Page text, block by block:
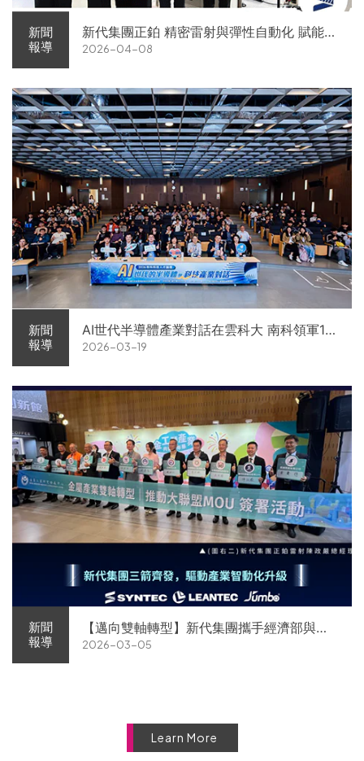
新聞
報導
新代集團正鉑 精密雷射與彈性自動化 賦能智
慧智造解方電子展亮相
2026-04-08
新聞
報導
AI世代半導體產業對話在雲科大 南科領軍11
家企業前進校園徵才
2026-03-19
新聞
報導
【邁向雙軸轉型】新代集團攜手經濟部與金
屬中心簽署MOU 領航 AI機器人智慧智造
2026-03-05
Learn More